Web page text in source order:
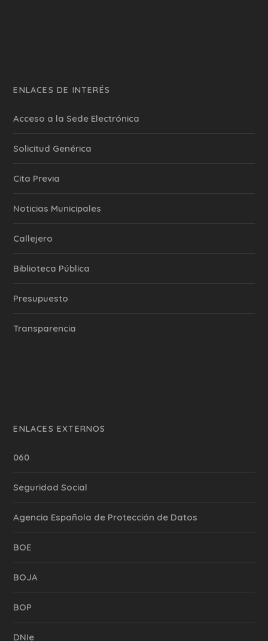
ENLACES DE INTERÉS
Acceso a la Sede Electrónica
Solicitud Genérica
Cita Previa
‎Noticias Municipales
Callejero
Biblioteca Pública
Presupuesto
Transparencia
ENLACES EXTERNOS
060
Seguridad Social
Agencia Española de Protección de Datos
BOE
BOJA
BOP
DNIe